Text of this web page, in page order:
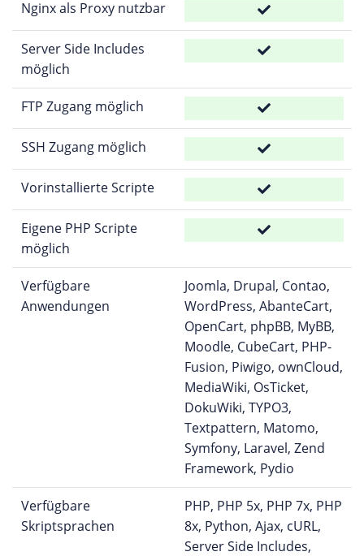
Nginx als Proxy nutzbar
Server Side Includes
möglich
FTP Zugang möglich
SSH Zugang möglich
Vorinstallierte Scripte
Eigene PHP Scripte
möglich
Verfügbare
Anwendungen
Joomla, Drupal, Contao,
WordPress, AbanteCart,
OpenCart, phpBB, MyBB,
Moodle, CubeCart, PHP-
Fusion, Piwigo, ownCloud,
MediaWiki, OsTicket,
DokuWiki, TYPO3,
Textpattern, Matomo,
Symfony, Laravel, Zend
Framework, Pydio
Verfügbare
Skriptsprachen
PHP, PHP 5x, PHP 7x, PHP
8x, Python, Ajax, cURL,
Server Side Includes,